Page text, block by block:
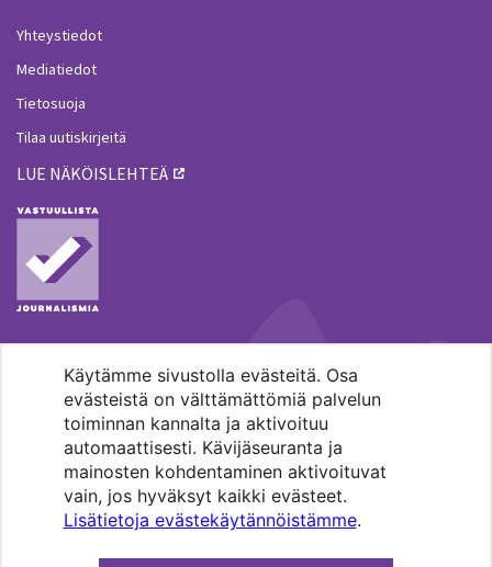
Käytämme sivustolla evästeitä. Osa
evästeistä on välttämättömiä palvelun
toiminnan kannalta ja aktivoituu
automaattisesti. Kävijäseuranta ja
mainosten kohdentaminen aktivoituvat
vain, jos hyväksyt kaikki evästeet.
Lisätietoja evästekäytännöistämme.
Yhteystiedot
Mediatiedot
Tietosuoja
Tilaa uutiskirjeitä
LUE NÄKÖISLEHTEÄ
MENOHAKU
Pääkaupunkiseudun evankelis-
luterilaisten seurakuntien media.